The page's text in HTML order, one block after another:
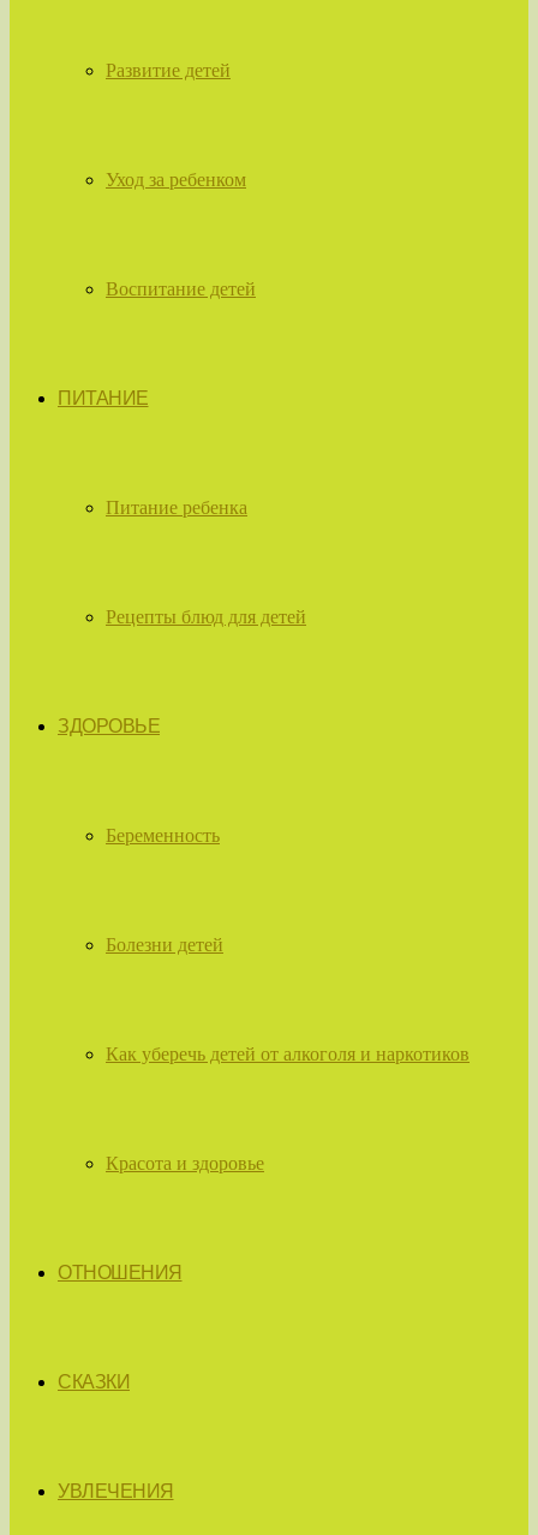
Развитие детей
Уход за ребенком
Воспитание детей
ПИТАНИЕ
Питание ребенка
Рецепты блюд для детей
ЗДОРОВЬЕ
Беременность
Болезни детей
Как уберечь детей от алкоголя и наркотиков
Красота и здоровье
ОТНОШЕНИЯ
СКАЗКИ
УВЛЕЧЕНИЯ